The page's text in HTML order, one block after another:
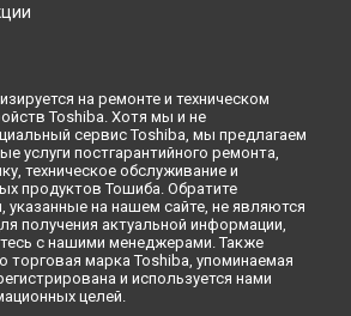
на ремонте и техническом
Toshiba. Хотя мы и не
сервис Toshiba, мы предлагаем
услуги постгарантийного ремонта,
техническое обслуживание и
продуктов Тошиба. Обратите
указанные на нашем сайте, не являются
получения актуальной информации,
с нашими менеджерами. Также
торговая марка Toshiba, упоминаемая
и используется нами
целей.